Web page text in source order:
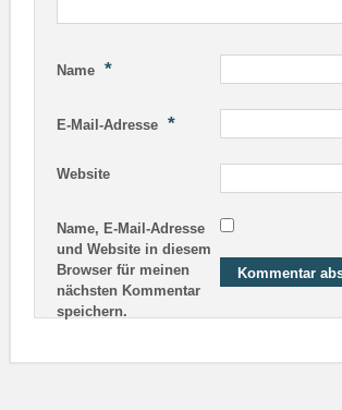
Name *
E-Mail-Adresse *
Website
Name, E-Mail-Adresse
und Website in diesem
Browser für meinen
nächsten Kommentar
speichern.